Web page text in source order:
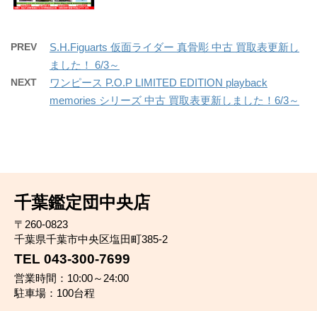
PREV
S.H.Figuarts 仮面ライダー 真骨彫 中古 買取表更新し
ました！ 6/3～
NEXT
ワンピース P.O.P LIMITED EDITION playback
memories シリーズ 中古 買取表更新しました！6/3～
千葉鑑定団中央店
〒260-0823
千葉県千葉市中央区塩田町385-2
TEL 043-300-7699
営業時間：10:00～24:00
駐車場：100台程